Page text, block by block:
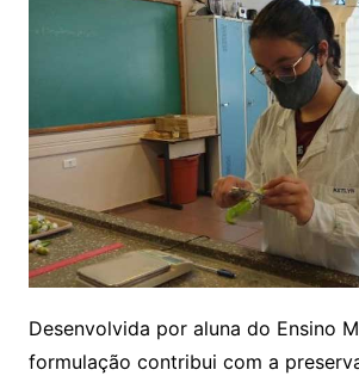
Desenvolvida por aluna do Ensino
formulação contribui com a